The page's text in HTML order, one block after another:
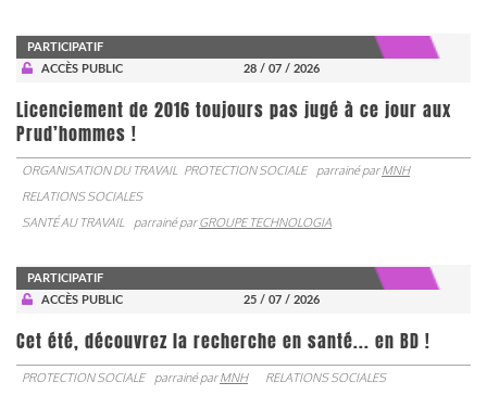
PARTICIPATIF
ACCÈS PUBLIC
28 / 07 / 2026
Licenciement de 2016 toujours pas jugé à ce jour aux
Prud’hommes !
ORGANISATION DU TRAVAIL PROTECTION SOCIALE parrainé parMNH
RELATIONS SOCIALES
SANTÉ AU TRAVAIL
parrainé parGROUPE TECHNOLOGIA
PARTICIPATIF
ACCÈS PUBLIC
25 / 07 / 2026
Cet été, découvrez la recherche en santé... en BD !
PROTECTION SOCIALE parrainé parMNH RELATIONS SOCIALES